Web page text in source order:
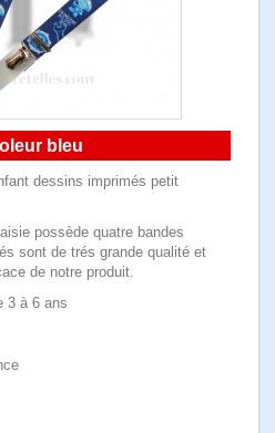
bleu
dessins imprimés petit
possède quatre bandes
sont de trés grande qualité et
de notre produit.
3 à 6 ans